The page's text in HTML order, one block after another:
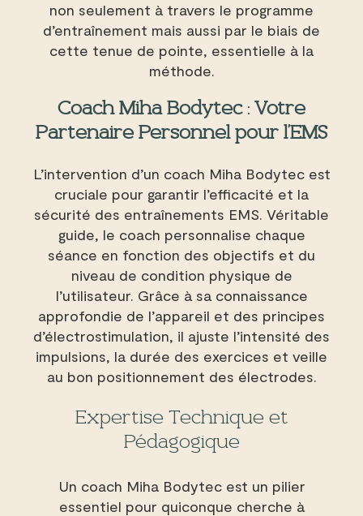
non seulement à travers le programme
d’entraînement mais aussi par le biais de
cette tenue de pointe, essentielle à la
méthode.
Coach Miha Bodytec : Votre
Partenaire Personnel pour l’EMS
L’intervention d’un coach Miha Bodytec est
cruciale pour garantir l’efficacité et la
sécurité des entraînements EMS. Véritable
guide, le coach personnalise chaque
séance en fonction des objectifs et du
niveau de condition physique de
l’utilisateur. Grâce à sa connaissance
approfondie de l’appareil et des principes
d’électrostimulation, il ajuste l’intensité des
impulsions, la durée des exercices et veille
au bon positionnement des électrodes.
Expertise Technique et
Pédagogique
Un coach Miha Bodytec est un pilier
essentiel pour quiconque cherche à